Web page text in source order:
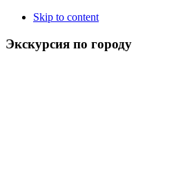
Skip to content
Экскурсия по городу